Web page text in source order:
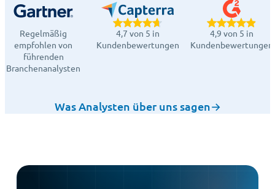
Regelmäßig
empfohlen von
führenden
Branchenanalysten
4,7 von 5 in
Kundenbewertungen
4,9 von 5 in
Kundenbewertungen
Was Analysten über uns sagen→